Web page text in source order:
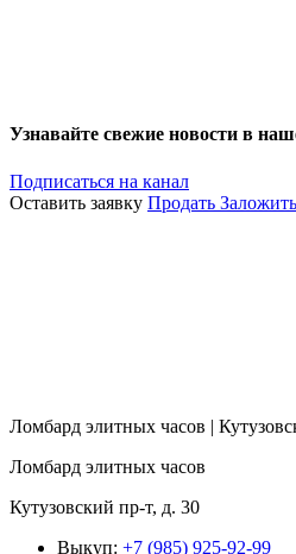
Узнавайте свежие новости в
Подписаться на канал
Оставить заявку Продать Заложить
Ломбард элитных часов |
Ломбард элитных часов
Кутузовский пр-т, д. 30
Выкуп: +7 (985) 925-92-99